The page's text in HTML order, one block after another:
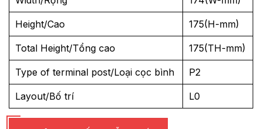
Height/Cao 175(H-mm)
Total Height/Tổng cao 175(TH-mm)
Type of terminal post/Loại cọc bình P2
Layout/Bố trí L0